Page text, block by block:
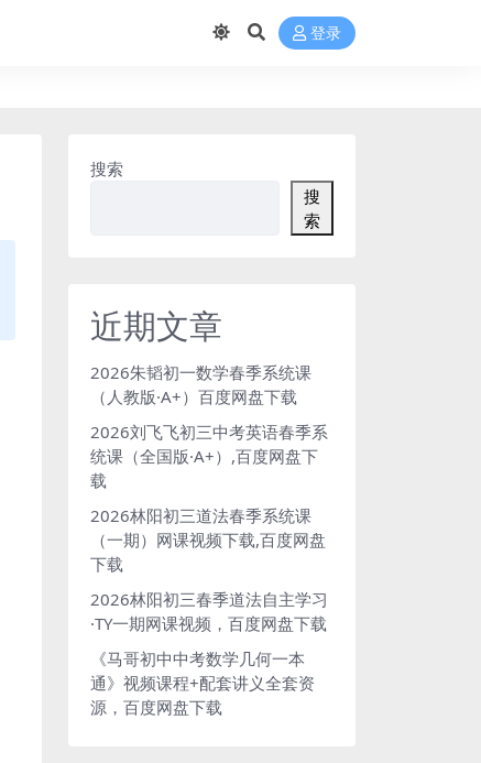
登录
搜索
搜
索
近期文章
2026朱韬初一数学春季系统课
（人教版·A+）百度网盘下载
2026刘飞飞初三中考英语春季系
统课（全国版·A+）,百度网盘下
载
2026林阳初三道法春季系统课
（一期）网课视频下载,百度网盘
下载
2026林阳初三春季道法自主学习
·TY一期网课视频，百度网盘下载
《马哥初中中考数学几何一本
通》视频课程+配套讲义全套资
源，百度网盘下载